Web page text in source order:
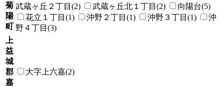
菊
陽
町
武蔵ヶ丘２丁目(2)
武蔵ヶ丘北１丁目(2)
向陽台(5)
花立１丁目(1)
沖野２丁目(1) 沖野３丁目(1)
沖
野４丁目(3)
上
益
城
郡
嘉
大字上六嘉(2)